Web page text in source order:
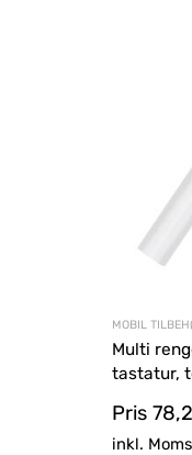
MOBIL
Multi
tastatur,
Pris
inkl. Moms